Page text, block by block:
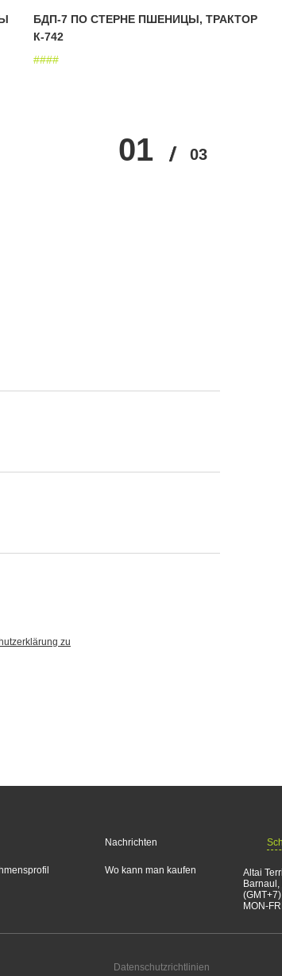
БДП-7 ПО СТЕРНЕ ПШЕНИЦЫ, ТРАКТОР
К-742
####
01 02 03
zu
Nachrichten
Wo kann man kaufen
Altai
(GMT+7)
MON-
Datenschutzrichtlinien